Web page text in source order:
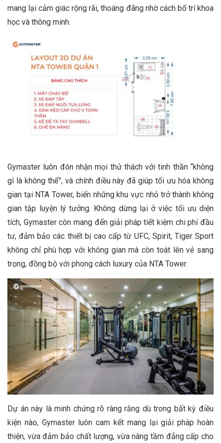
mang lại cảm giác rộng rãi, thoáng đãng nhờ cách bố trí khoa
học và thông minh.
Gymaster luôn đón nhận mọi thử thách với tinh thần “không
gì là không thể”, và chính điều này đã giúp tối ưu hóa không
gian tại NTA Tower, biến những khu vực nhỏ trở thành không
gian tập luyện lý tưởng. Không dừng lại ở việc tối ưu diện
tích, Gymaster còn mang đến giải pháp tiết kiệm chi phí đầu
tư, đảm bảo các thiết bị cao cấp từ UFC, Spirit, Tiger Sport
không chỉ phù hợp với không gian mà còn toát lên vẻ sang
trọng, đồng bộ với phong cách luxury của NTA Tower.
Dự án này là minh chứng rõ ràng rằng dù trong bất kỳ điều
kiện nào, Gymaster luôn cam kết mang lại giải pháp hoàn
thiện, vừa đảm bảo chất lượng, vừa nâng tầm đẳng cấp cho